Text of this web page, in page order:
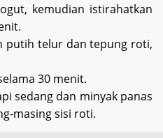
kemudian istirahatkan
putih telur dan tepung roti,
30 menit.
sedang dan minyak panas
masing sisi roti.